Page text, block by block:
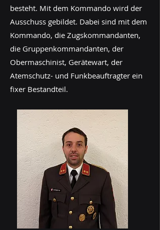
besteht. Mit dem Kommando wird der
Ausschuss gebildet. Dabei sind mit dem
Kommando, die Zugskommandanten,
die Gruppenkommandanten, der
Obermaschinist, Gerätewart, der
Atemschutz- und Funkbeauftragter ein
fixer Bestandteil.